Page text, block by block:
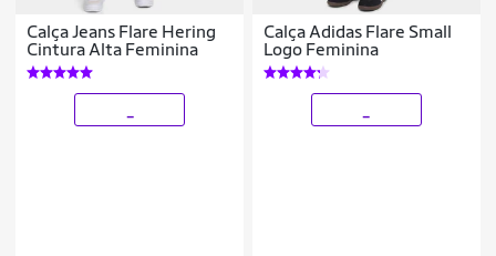
Calça Jeans Flare Hering
Cintura Alta Feminina
Calça Adidas Flare Small
Logo Feminina